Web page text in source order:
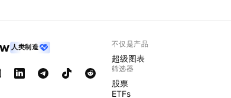
人类制造 不仅是产品
超级图表
筛选器
股票
ETFs